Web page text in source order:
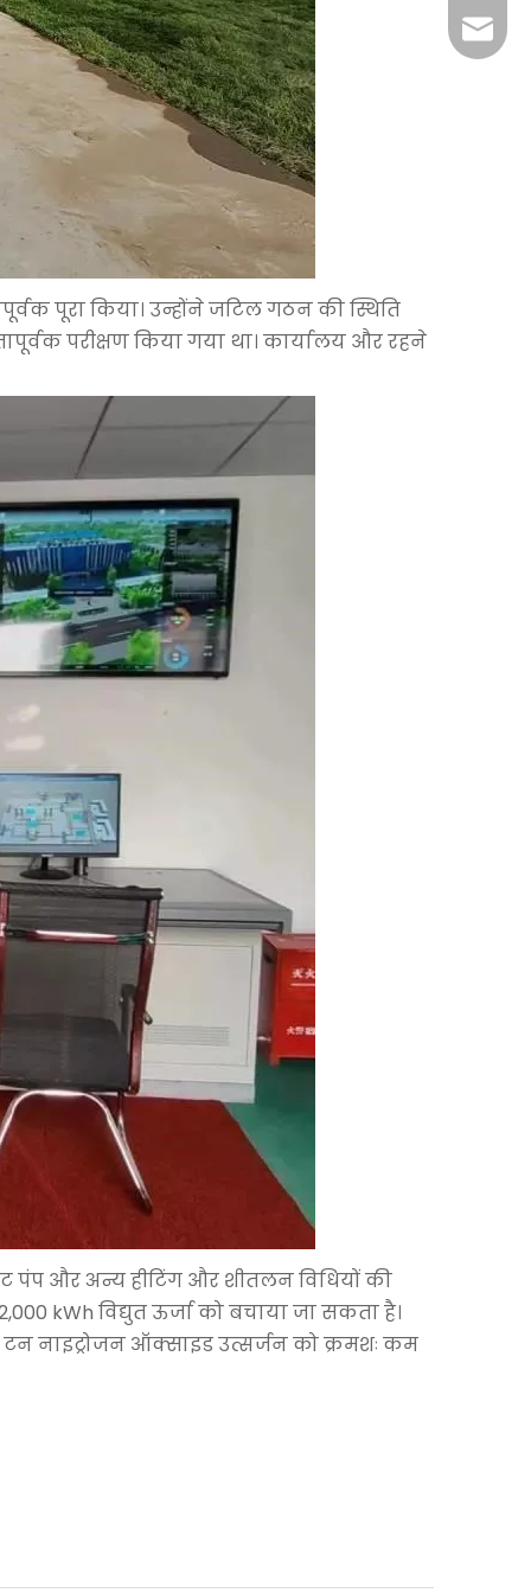
पूरा किया। उन्होंने जटिल गठन की स्थिति
परीक्षण किया गया था। कार्यालय और रहने
पंप और अन्य हीटिंग और शीतलन विधियों की
kWh विद्युत ऊर्जा को बचाया जा सकता है।
नाइट्रोजन ऑक्साइड उत्सर्जन को क्रमशः कम
+86-